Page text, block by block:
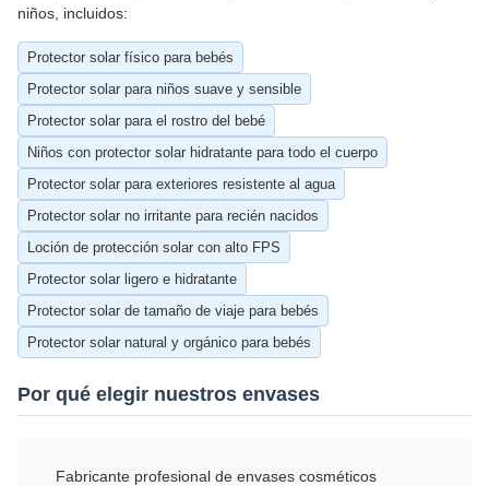
niños, incluidos:
Protector solar físico para bebés
Protector solar para niños suave y sensible
Protector solar para el rostro del bebé
Niños con protector solar hidratante para todo el cuerpo
Protector solar para exteriores resistente al agua
Protector solar no irritante para recién nacidos
Loción de protección solar con alto FPS
Protector solar ligero e hidratante
Protector solar de tamaño de viaje para bebés
Protector solar natural y orgánico para bebés
Por qué elegir nuestros envases
Fabricante profesional de envases cosméticos